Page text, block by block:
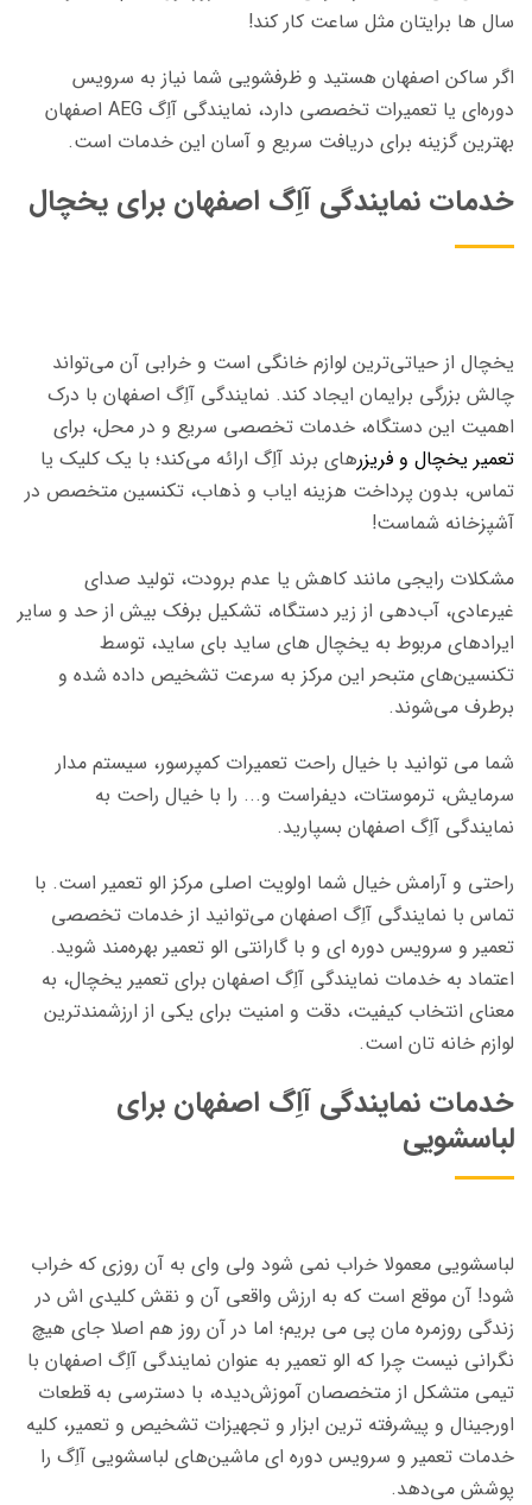
سال ها برایتان مثل ساعت کار کند!
اگر ساکن اصفهان هستید و ظرفشویی شما نیاز به سرویس
دوره‌ای یا تعمیرات تخصصی دارد، نمایندگی آاِگ AEG اصفهان
بهترین گزینه برای دریافت سریع و آسان این خدمات است.
خدمات نمایندگی آاِگ اصفهان برای یخچال
یخچال از حیاتی‌ترین لوازم خانگی است و خرابی آن می‌تواند
چالش بزرگی برایمان ایجاد کند. نمایندگی آاِگ اصفهان با درک
اهمیت این دستگاه، خدمات تخصصی سریع و در محل، برای
تعمیر یخچال و فریزرهای برند آاِگ ارائه می‌کند؛ با یک کلیک یا
تماس، بدون پرداخت هزینه ایاب و ذهاب، تکنسین متخصص در
آشپزخانه شماست!
مشکلات رایجی مانند کاهش یا عدم برودت، تولید صدای
غیرعادی، آب‌دهی از زیر دستگاه، تشکیل برفک بیش از حد و سایر
ایرادهای مربوط به یخچال های ساید بای ساید، توسط
تکنسین‌های متبحر این مرکز به سرعت تشخیص داده شده و
برطرف می‌شوند.
شما می توانید با خیال راحت تعمیرات کمپرسور، سیستم مدار
سرمایش، ترموستات، دیفراست و... را با خیال راحت به
نمایندگی آاِگ اصفهان بسپارید.
راحتی و آرامش خیال شما اولویت اصلی مرکز الو تعمیر است. با
تماس با نمایندگی آاِگ اصفهان می‌توانید از خدمات تخصصی
تعمیر و سرویس دوره ای و با گارانتی الو تعمیر بهره‌مند شوید.
اعتماد به خدمات نمایندگی آاِگ اصفهان برای تعمیر یخچال، به
معنای انتخاب کیفیت، دقت و امنیت برای یکی از ارزشمندترین
لوازم خانه تان است.
خدمات نمایندگی آاِگ اصفهان برای
لباسشویی
لباسشویی معمولا خراب نمی شود ولی وای به آن روزی که خراب
شود! آن موقع است که به ارزش واقعی آن و نقش کلیدی اش در
زندگی روزمره مان پی می بریم؛ اما در آن روز هم اصلا جای هیچ
نگرانی نیست چرا که الو تعمیر به عنوان نمایندگی آاِگ اصفهان با
تیمی متشکل از متخصصان آموزش‌دیده، با دسترسی به قطعات
اورجینال و پیشرفته ترین ابزار و تجهیزات تشخیص و تعمیر، کلیه
خدمات تعمیر و سرویس دوره ای ماشین‌های لباسشویی آاِگ را
پوشش می‌دهد.